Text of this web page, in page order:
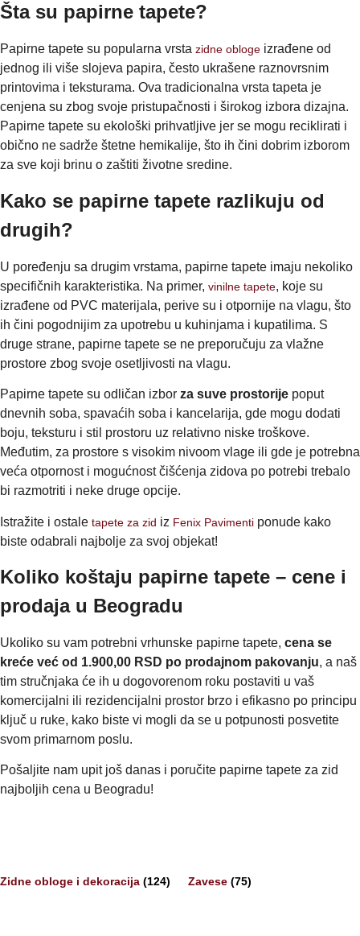
Šta su papirne tapete?
Papirne tapete su popularna vrsta zidne obloge izrađene od
jednog ili više slojeva papira, često ukrašene raznovrsnim
printovima i teksturama. Ova tradicionalna vrsta tapeta je
cenjena su zbog svoje pristupačnosti i širokog izbora dizajna.
Papirne tapete su ekološki prihvatljive jer se mogu reciklirati i
obično ne sadrže štetne hemikalije, što ih čini dobrim izborom
za sve koji brinu o zaštiti životne sredine.
Kako se papirne tapete razlikuju od
drugih?
U poređenju sa drugim vrstama, papirne tapete imaju nekoliko
specifičnih karakteristika. Na primer, vinilne tapete, koje su
izrađene od PVC materijala, perive su i otpornije na vlagu, što
ih čini pogodnijim za upotrebu u kuhinjama i kupatilima. S
druge strane, papirne tapete se ne preporučuju za vlažne
prostore zbog svoje osetljivosti na vlagu.
Papirne tapete su odličan izbor za suve prostorije poput
dnevnih soba, spavaćih soba i kancelarija, gde mogu dodati
boju, teksturu i stil prostoru uz relativno niske troškove.
Međutim, za prostore s visokim nivoom vlage ili gde je potrebna
veća otpornost i mogućnost čišćenja zidova po potrebi trebalo
bi razmotriti i neke druge opcije.
Istražite i ostale tapete za zid iz Fenix Pavimenti ponude kako
biste odabrali najbolje za svoj objekat!
Koliko koštaju papirne tapete – cene i
prodaja u Beogradu
Ukoliko su vam potrebni vrhunske papirne tapete, cena se
kreće već od 1.900,00 RSD po prodajnom pakovanju, a naš
tim stručnjaka će ih u dogovorenom roku postaviti u vaš
komercijalni ili rezidencijalni prostor brzo i efikasno po principu
ključ u ruke, kako biste vi mogli da se u potpunosti posvetite
svom primarnom poslu.
Pošaljite nam upit još danas i poručite papirne tapete za zid
najboljih cena u Beogradu!
Zidne obloge i dekoracija (124) Zavese (75)